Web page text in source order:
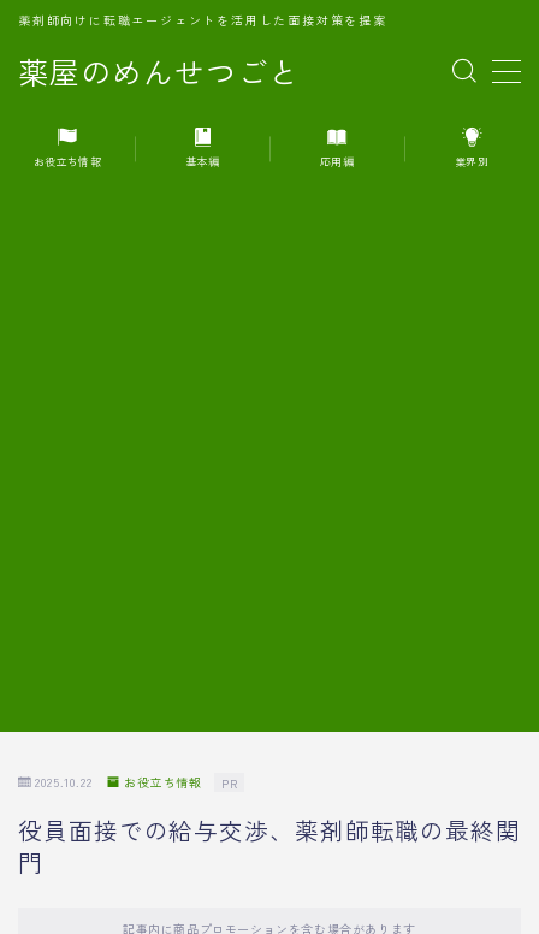
薬屋のめんせつごと
薬剤師向けに転職エージェントを活用した面接対策を提案
MENU
1.転職エージェントとは何か？
お役立ち情報 基本編 応用編 業界別
2025.10.22 お役立ち情報 PR
役員面接での給与交渉、薬剤師転職の最終関
門
記事内に商品プロモーションを含む場合があります